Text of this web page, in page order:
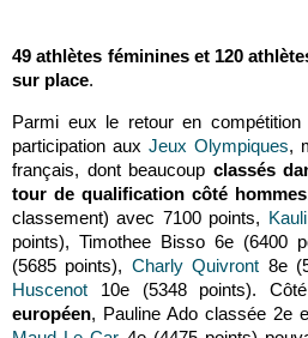
49 athlètes féminines et 120
sur place.
Parmi eux le retour en compétition
participation aux Jeux Olympiques,
français, dont beaucoup classés
tour de qualification côté hommes
classement) avec 7100 points,
points), Timothee Bisso 6e (6400
(5685 points), Charly Quivront 8e
Huscenot 10e (5348 points).
européen, Pauline Ado classée 2e